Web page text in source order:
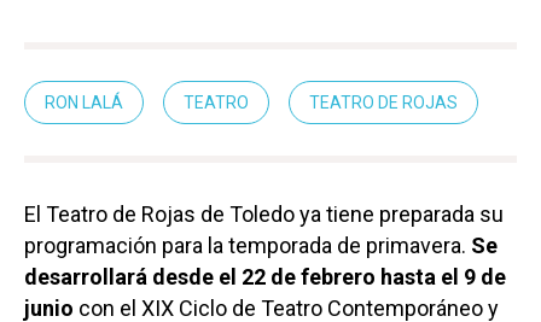
RON LALÁ TEATRO TEATRO DE ROJAS
El Teatro de Rojas de Toledo ya tiene preparada su
programación para la temporada de primavera. Se
desarrollará desde el 22 de febrero hasta el 9 de
junio con el XIX Ciclo de Teatro Contemporáneo y